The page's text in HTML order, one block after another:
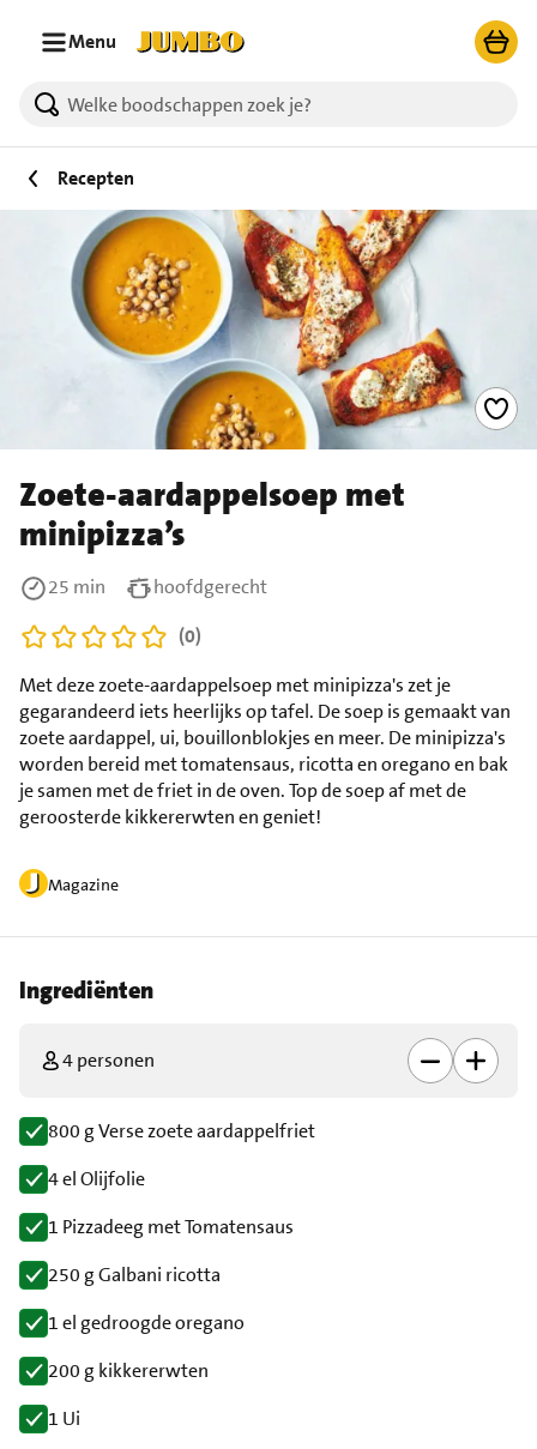
Menu
Recepten
Zoete-aardappelsoep met
minipizza’s
Magazine
Met deze zoete-aardappelsoep met minipizza's zet je
gegarandeerd iets heerlijks op tafel. De soep is gemaakt van
zoete aardappel, ui, bouillonblokjes en meer. De minipizza's
worden bereid met tomatensaus, ricotta en oregano en bak
je samen met de friet in de oven. Top de soep af met de
geroosterde kikkererwten en geniet!
25 min
hoofdgerecht
(0)
Ingrediënten
4 personen
800 g Verse zoete aardappelfriet
4 el Olijfolie
1 Pizzadeeg met Tomatensaus
250 g Galbani ricotta
1 el gedroogde oregano
200 g kikkererwten
1 Ui